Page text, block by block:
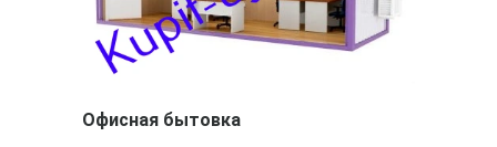
Офисная бытовка